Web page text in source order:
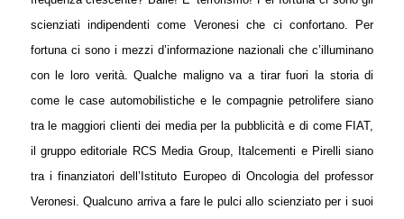
scienziati indipendenti come Veronesi che ci confortano. Per
fortuna ci sono i mezzi d’informazione nazionali che c’illuminano
con le loro verità. Qualche maligno va a tirar fuori la storia di
come le case automobilistiche e le compagnie petrolifere siano
tra le maggiori clienti dei media per la pubblicità e di come FIAT,
il gruppo editoriale RCS Media Group, Italcementi e Pirelli siano
tra i finanziatori dell’Istituto Europeo di Oncologia del professor
Veronesi. Qualcuno arriva a fare le pulci allo scienziato per i suoi